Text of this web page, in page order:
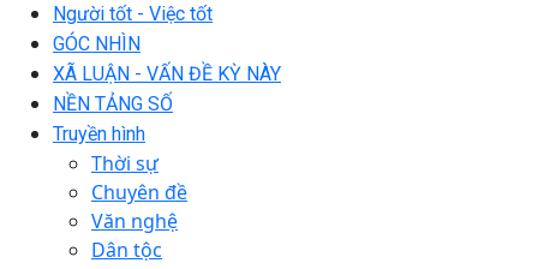
Người tốt - Việc tốt
GÓC NHÌN
XÃ LUẬN - VẤN ĐỀ KỲ NÀY
NỀN TẢNG SỐ
Truyền hình
Thời sự
Chuyên đề
Văn nghệ
Dân tộc